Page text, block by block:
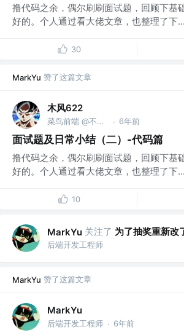
撸代码之余，偶尔刷刷面试题，回顾下基
好的。个人通过看大佬文章，也整理了下...
30
MarkYu 赞了这篇文章
木风622
菜鸟前端 @不断发展向前看 · 6年前
面试题及日常小结（二）-代码篇
撸代码之余，偶尔刷刷面试题，回顾下基
好的。个人通过看大佬文章，也整理了下...
10
MarkYu 关注了 为了抽奖重新改
后端开发工程师
MarkYu 赞了这篇文章
MarkYu
后端开发工程师 · 6年前